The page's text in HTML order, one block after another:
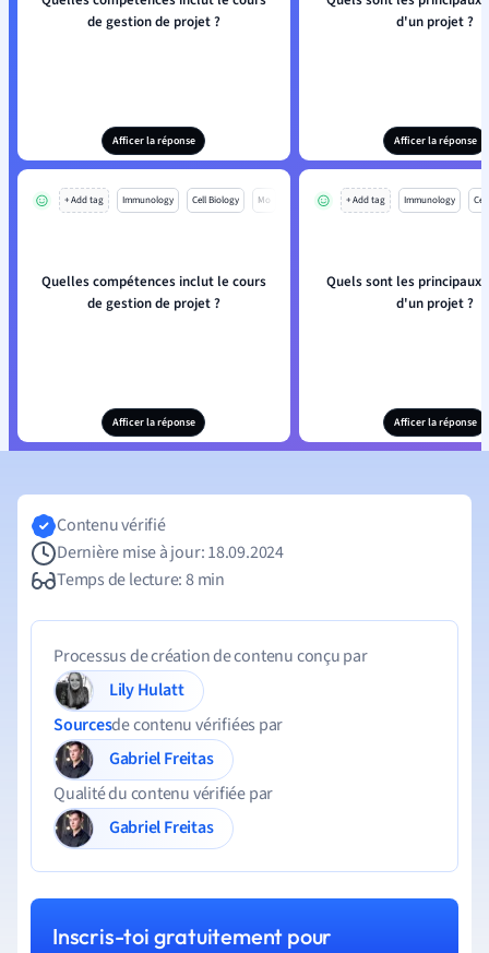
de gestion de projet ?
Afficer la réponse
d'un projet ?
Afficer la réponse
+ Add tag Immunology Cell Biology Mo
Quelles compétences inclut le cours
de gestion de projet ?
Afficer la réponse
+ Add tag Immunology
Quels sont les principaux
d'un projet ?
Afficer la réponse
Contenu vérifié
Dernière mise à jour: 18.09.2024
Temps de lecture: 8 min
Processus de création de contenu conçu par
Lily Hulatt
Sourcesde contenu vérifiées par
Gabriel Freitas
Qualité du contenu vérifiée par
Gabriel Freitas
Inscris-toi gratuitement pour